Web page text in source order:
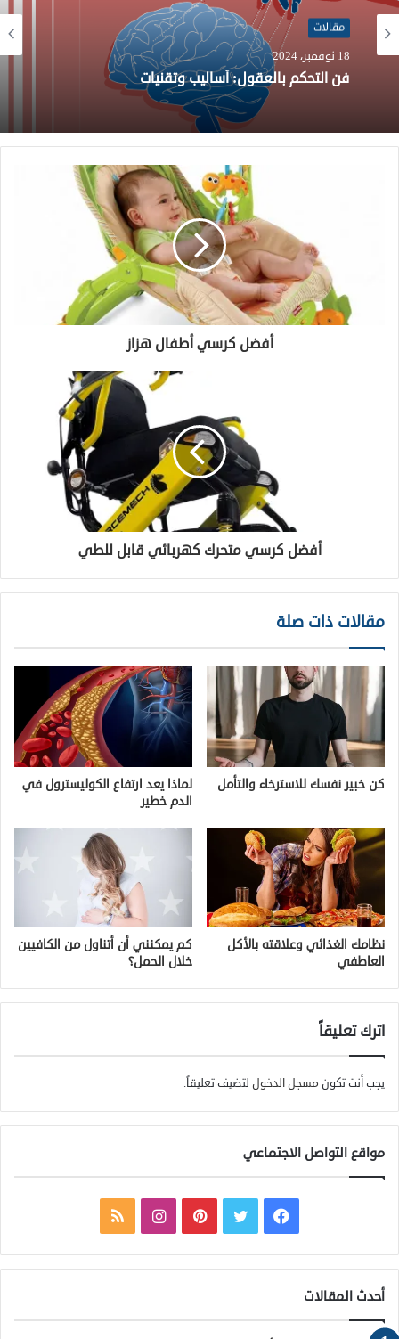
مقالات
18 نوفمبر، 2024
فن التحكم بالعقول: أساليب وتقنيات
مقالات
26 يوليو، 2024
تطوير خلايا البيروفسكايت الشمسية: هياكل مخفية
تحقق الاستقرار والكفاءة
أفضل كرسي أطفال هزاز
أفضل كرسي متحرك كهربائي قابل للطي
مقالات ذات صلة
كن خبير نفسك للاسترخاء والتأمل
لماذا يعد ارتفاع الكوليسترول في
الدم خطير
نظامك الغذائي وعلاقته بالأكل
العاطفي
كم يمكنني أن أتناول من الكافيين
خلال الحمل؟
اترك تعليقاً
يجب أنت تكون مسجل الدخول لتضيف تعليقاً.
مواقع التواصل الاجتماعي
ي
ب
و
ت
ي
ت
ن
ت
ل
ص
أحدث المقالات